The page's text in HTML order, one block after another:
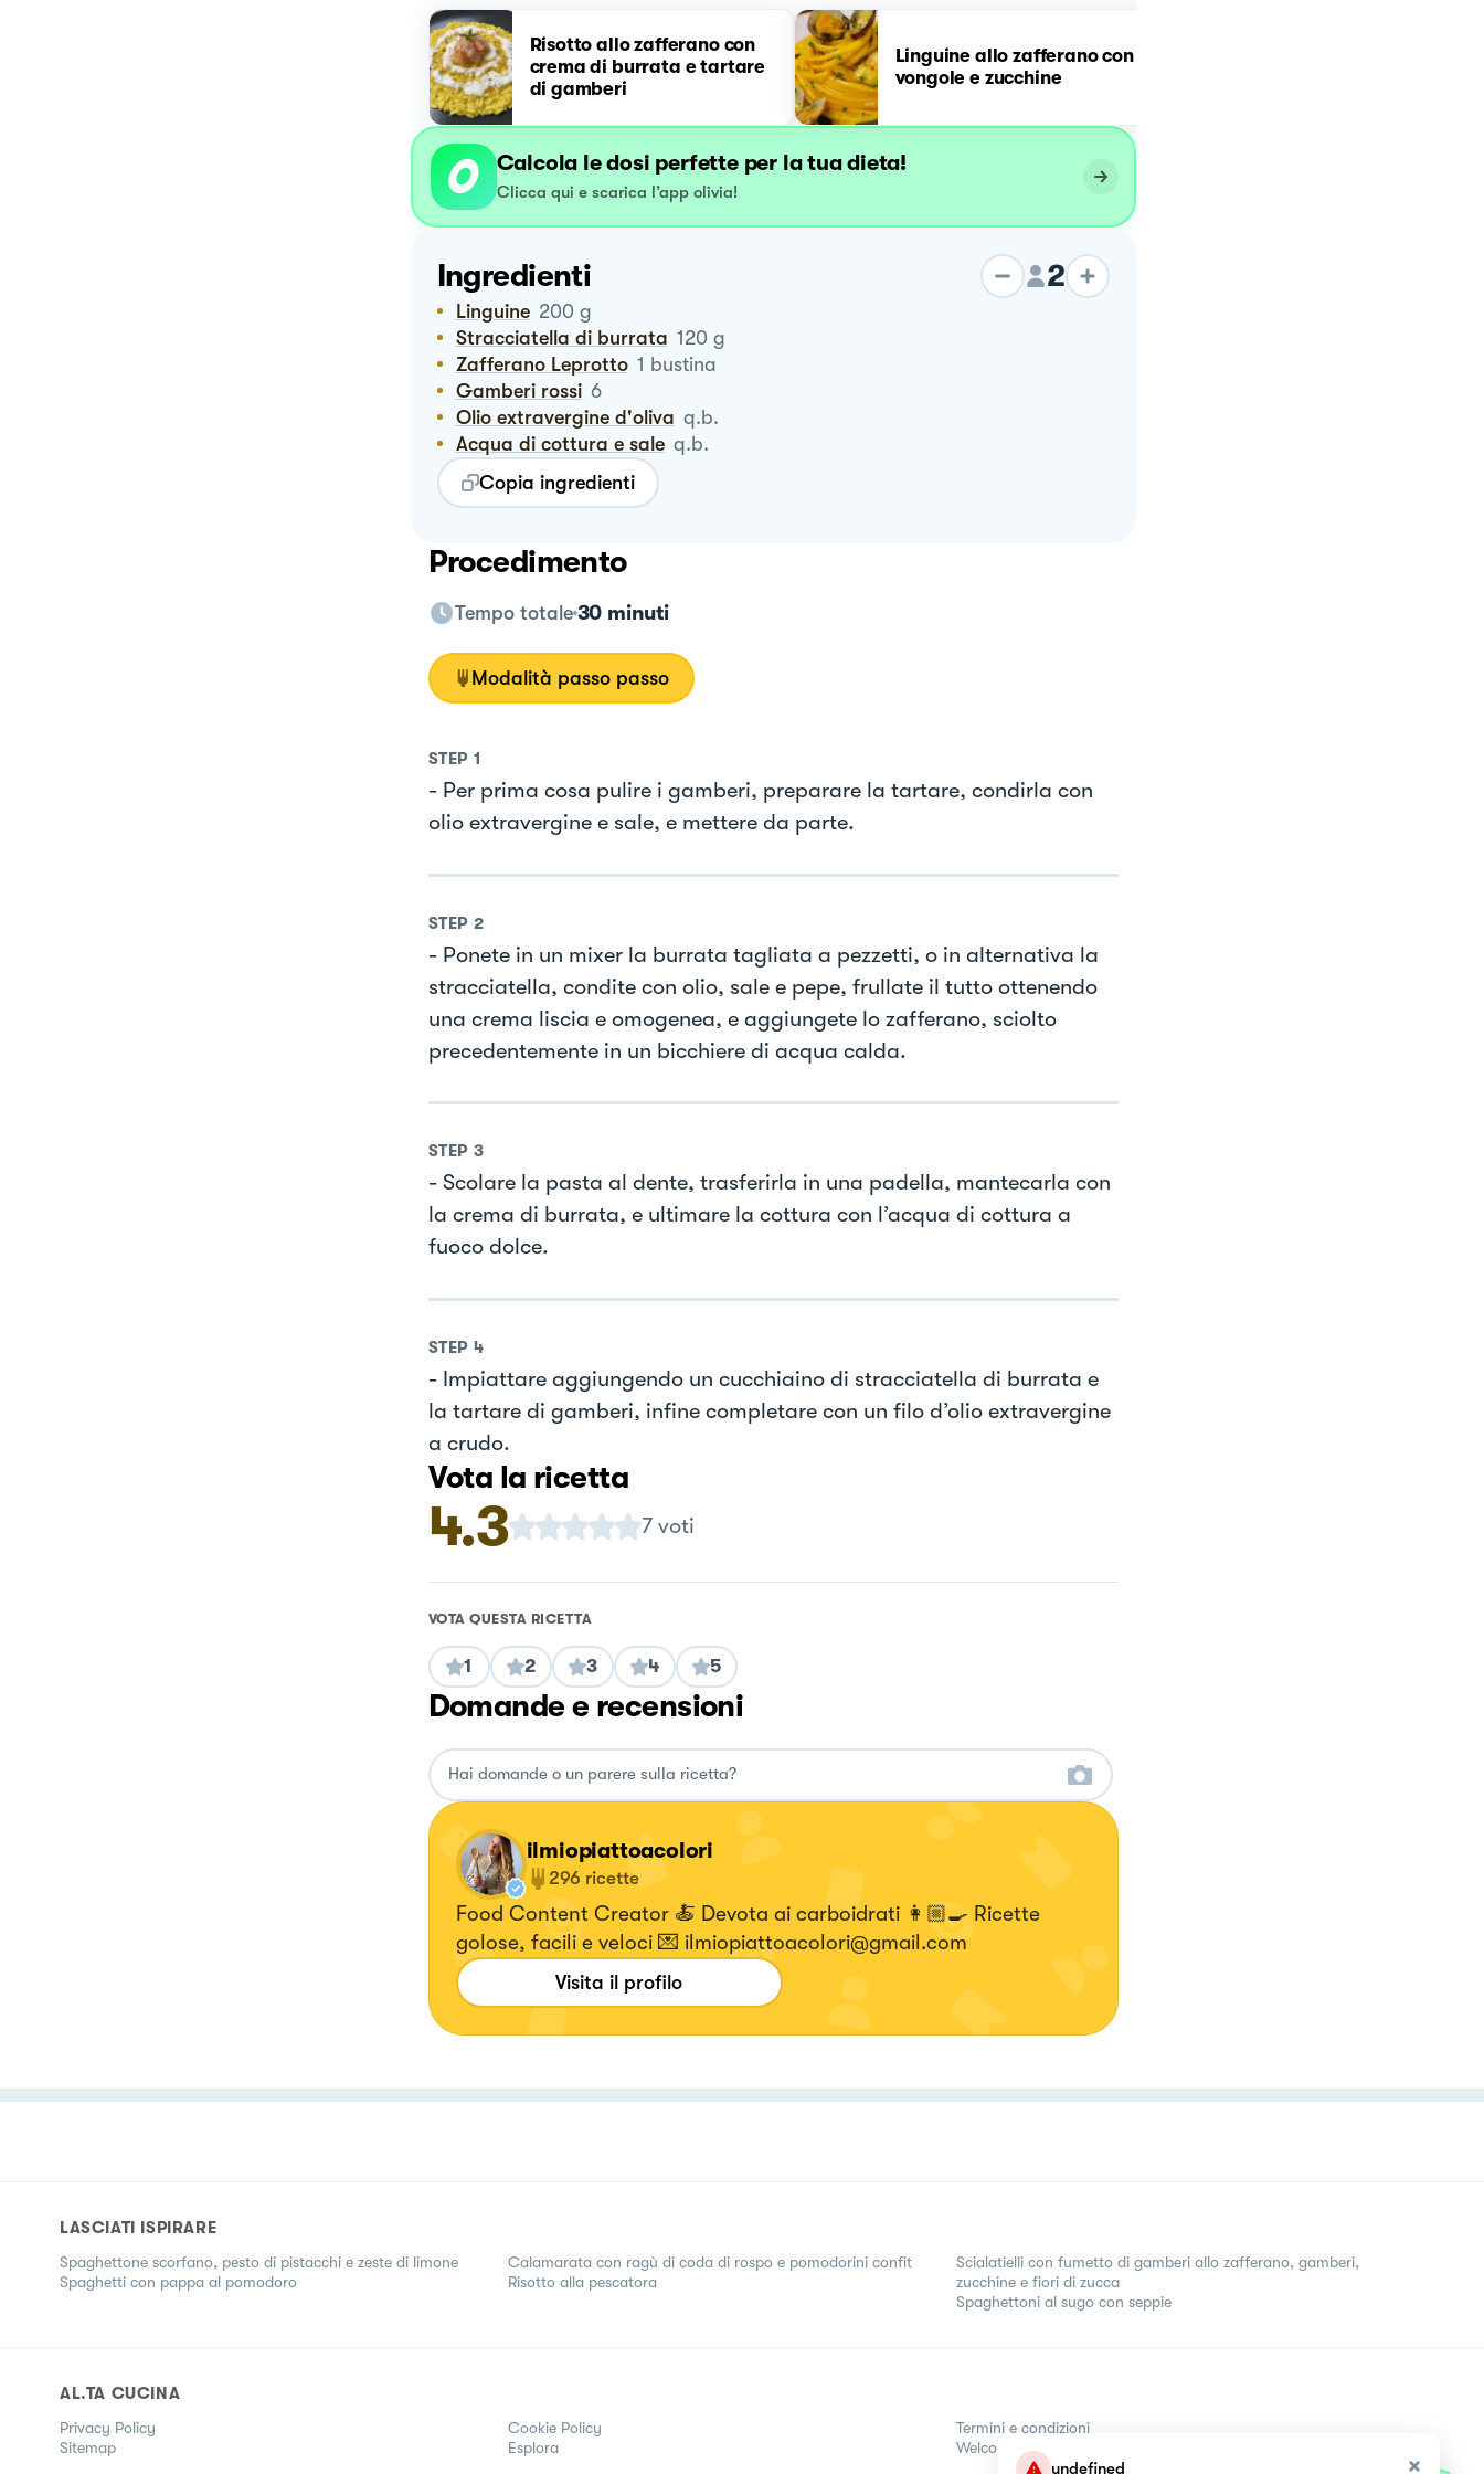
Risotto allo zafferano con
crema di burrata e tartare
di gamberi
Linguine allo zafferano con
vongole e zucchine
Calcola le dosi perfette per la tua dieta!
Clicca qui e scarica l’app olivia!
Ingredienti 2
Linguine 200 g
Stracciatella di burrata 120 g
Zafferano Leprotto 1 bustina
Gamberi rossi 6
Olio extravergine d'oliva q.b.
Acqua di cottura e sale q.b.
Copia ingredienti
Procedimento
Tempo totale 30 minuti
Modalità passo passo
STEP 1
- Per prima cosa pulire i gamberi, preparare la tartare, condirla con
olio extravergine e sale, e mettere da parte.
STEP 2
- Ponete in un mixer la burrata tagliata a pezzetti, o in alternativa la
stracciatella, condite con olio, sale e pepe, frullate il tutto ottenendo
una crema liscia e omogenea, e aggiungete lo zafferano, sciolto
precedentemente in un bicchiere di acqua calda.
STEP 3
- Scolare la pasta al dente, trasferirla in una padella, mantecarla con
la crema di burrata, e ultimare la cottura con l’acqua di cottura a
fuoco dolce.
STEP 4
- Impiattare aggiungendo un cucchiaino di stracciatella di burrata e
la tartare di gamberi, infine completare con un filo d’olio extravergine
a crudo.
Vota la ricetta
4.3 7 voti
VOTA QUESTA RICETTA
1 2 3 4 5
Domande e recensioni
ilmiopiattoacolori
296 ricette
Food Content Creator 🍝 Devota ai carboidrati 👩🏼‍🍳 Ricette
golose, facili e veloci 💌 ilmiopiattoacolori@gmail.com
Visita il profilo
LASCIATI ISPIRARE
Spaghettone scorfano, pesto di pistacchi e zeste di limone
Spaghetti con pappa al pomodoro
Calamarata con ragù di coda di rospo e pomodorini confit
Risotto alla pescatora
Scialatielli con fumetto di gamberi allo zafferano, gamberi,
zucchine e fiori di zucca
Spaghettoni al sugo con seppie
AL.TA CUCINA
Privacy Policy Cookie Policy
Termini e condizioni
Sitemap
Esplora Welcome